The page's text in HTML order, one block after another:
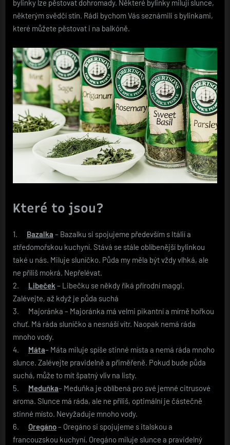
bylinky lze pěstovat dohromady. Některé bylinky milují slunce,
některým svědčí stín. Rádi bychom Vás seznámili s bylinkami,
které můžete pěstovat i na balkóně.
Které to jsou?
1. Bazalka – Bazalku si spojujeme především s Itálií a
středomořskou kuchyní. Stává se stále oblíbenější bylinkou
také u nás. Miluje sluníčko. Půda my měla být vždy vlhká, ale
ne příliš mokrá. Nepřelévat.
2. Libeček – Libečku se někdy říká přírodní maggi.
Zalévejte, až když je půda suchá
3. Majoránka – Majoránka má velmi pikantní a mírně hořkou
chuť. Má ráda sluníčko a nesnáší vítr. Naopak nemá ráda
mnoho vody.
4. Máta– Máta miluje spíše stinné místa a nemá ráda mnoho
slunce. Zalévejte pravidelně a přiměřeně. Pokud bude půda
suchá, může to mít špatný vliv na listy.
5. Meduňka– Meduňka je oblíbená pro své jemné citrusové
aroma. Slunce má ráda, ale ne příliš, optimální je částečně
stinné místo. Nevyžaduje mnoho vody.
6. Oregáno– Oregáno si spojujeme s italskou a
francouzskou kuchyní. Oregáno miluje slunce a pravidelný